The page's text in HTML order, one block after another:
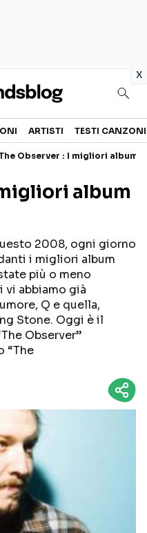
x
TESTI CANZONI
TALENT SHOW
social
ARTISTI TESTI CANZONI
Observer : I migliori album
album
2008, ogni giorno
i migliori album
più o meno
abbiamo già
Q e quella,
Stone. Oggi è il
Observer”
“The